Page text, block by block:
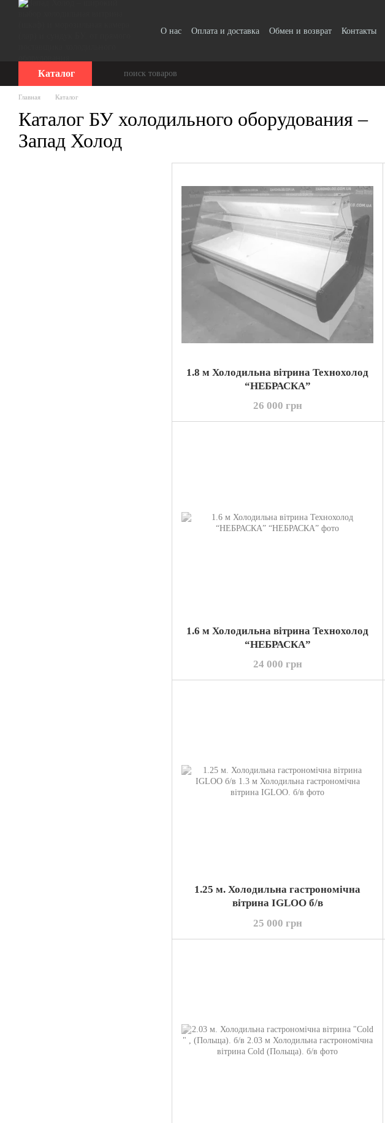
Перейти к основному контенту
О нас Оплата и доставка Обмен и возврат Контакты
Каталог
Главная Каталог
Каталог БУ холодильного оборудования –
Запад Холод
1.8 м Холодильна вітрина Технохолод
“НЕБРАСКА”
26 000 грн
1.6 м Холодильна вітрина Технохолод
“НЕБРАСКА”
24 000 грн
1.25 м. Холодильна гастрономічна
вітрина IGLOO б/в
25 000 грн